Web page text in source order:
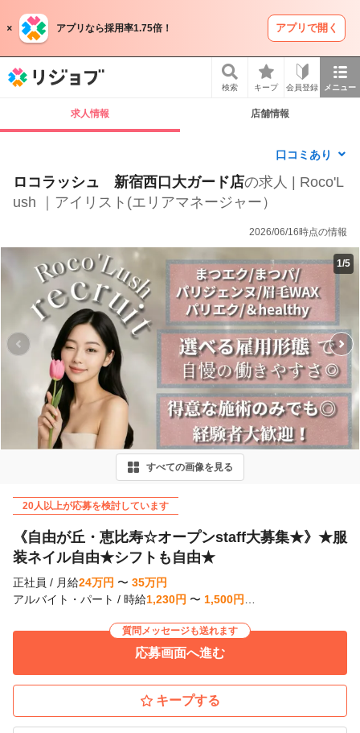
アプリなら採用率1.75倍！ アプリで開く
検索 キープ 会員登録 メニュー
求人情報 店舗情報
口コミあり
ロコラッシュ 新宿西口大ガード店の求人 | Roco'L
ush ｜アイリスト(エリアマネージャー）
2026/06/16時点の情報
1/5
すべての画像を見る
20人以上が応募を検討しています
《自由が丘・恵比寿☆オープンstaff大募集★》★服
装ネイル自由★シフトも自由★
正社員 / 月給24万円 〜 35万円
アルバイト・パート / 時給1,230円 〜 1,500円 …
質問メッセージも送れます
応募画面へ進む
キープする